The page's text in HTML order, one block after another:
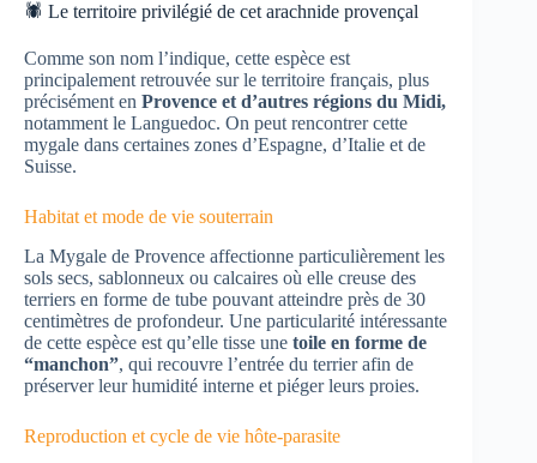
🕷️ Le territoire privilégié de cet arachnide provençal
Comme son nom l’indique, cette espèce est
principalement retrouvée sur le territoire français, plus
précisément en Provence et d’autres régions du Midi,
notamment le Languedoc. On peut rencontrer cette
mygale dans certaines zones d’Espagne, d’Italie et de
Suisse.
Habitat et mode de vie souterrain
La Mygale de Provence affectionne particulièrement les
sols secs, sablonneux ou calcaires où elle creuse des
terriers en forme de tube pouvant atteindre près de 30
centimètres de profondeur. Une particularité intéressante
de cette espèce est qu’elle tisse une toile en forme de
“manchon”, qui recouvre l’entrée du terrier afin de
préserver leur humidité interne et piéger leurs proies.
Reproduction et cycle de vie hôte-parasite